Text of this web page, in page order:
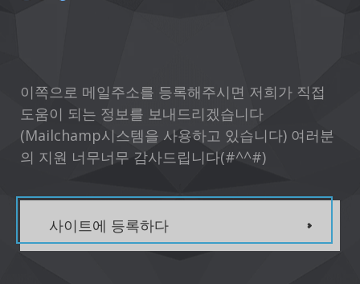
이쪽으로 메일주소를 등록해주시면 저희가 직접
도움이 되는 정보를 보내드리겠습니다
(Mailchamp시스템을 사용하고 있습니다) 여러분
의 지원 너무너무 감사드립니다(#^^#)
사이트에 등록하다